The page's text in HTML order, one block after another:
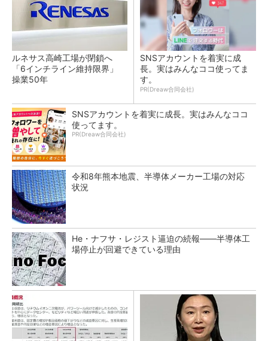
ルネサス高崎工場が閉鎖へ
「6インチライン維持限界」
操業50年
SNSアカウントを着実に成
長。実はみんなココ使ってま
す。
PR(Dreaw合同会社)
SNSアカウントを着実に成長。実はみんなココ
使ってます。
PR(Dreaw合同会社)
令和8年熊本地震、半導体メーカー工場の対応
状況
He・ナフサ・レジスト逼迫の続報――半導体工
場停止が回避できている理由